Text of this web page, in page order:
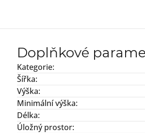
Doplňkové
Kategorie:
Šířka:
Výška:
Minimální výška:
Délka:
Úložný prostor: